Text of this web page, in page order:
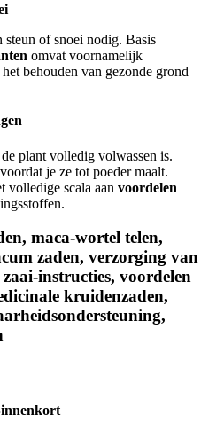
steun of snoei nodig. Basis
omvat voornamelijk
behouden van gezonde grond
plant volledig volwassen is.
je ze tot poeder maalt.
volledige scala aan voordelen
maca-wortel telen,
zaden, verzorging van
instructies, voordelen
kruidenzaden,